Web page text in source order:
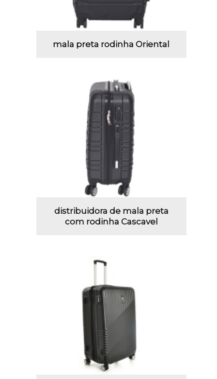
mala preta rodinha Oriental
distribuidora de mala preta
com rodinha Cascavel